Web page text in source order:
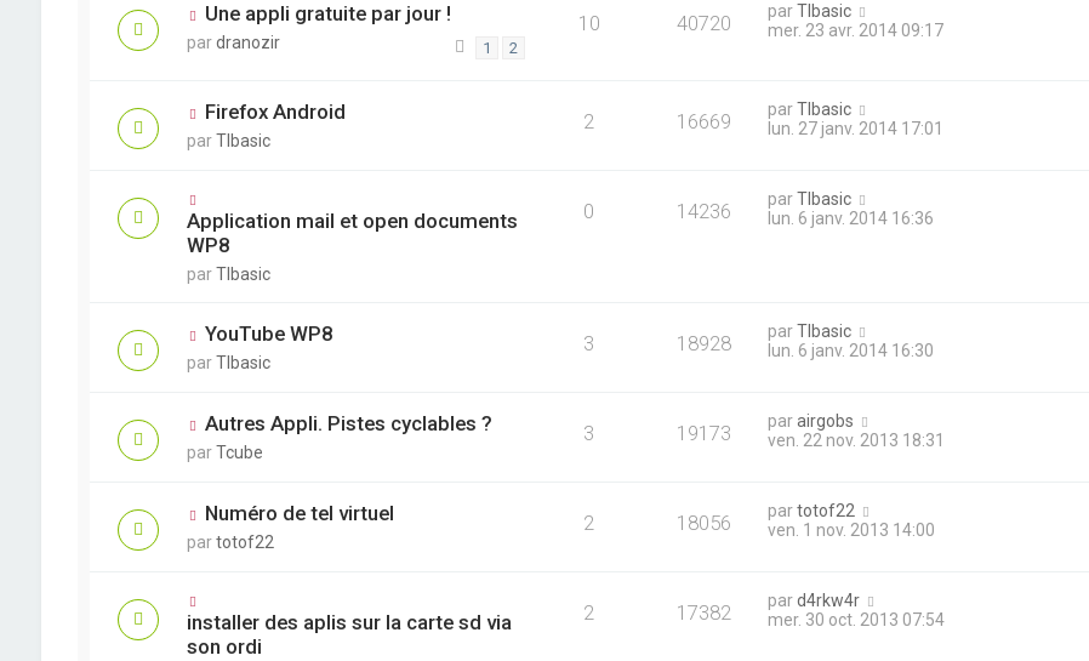
Une appli gratuite par jour !
pardranozir 1 2
10 40720 parTIbasic
mer. 23 avr. 2014 09:17
Firefox Android
parTIbasic
2 16669 parTIbasic
lun. 27 janv. 2014 17:01
Application mail et open documents
WP8
parTIbasic
0 14236 parTIbasic
lun. 6 janv. 2014 16:36
YouTube WP8
parTIbasic
3 18928 parTIbasic
lun. 6 janv. 2014 16:30
Autres Appli. Pistes cyclables ?
parTcube
3 19173 parairgobs
ven. 22 nov. 2013 18:31
Numéro de tel virtuel
partotof22
2 18056 partotof22
ven. 1 nov. 2013 14:00
installer des aplis sur la carte sd via
son ordi
2 17382 pard4rkw4r
mer. 30 oct. 2013 07:54